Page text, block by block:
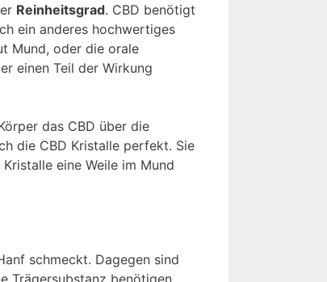
Reinheitsgrad. CBD benötigt
ein anderes hochwertiges
Mund, oder die orale
einen Teil der Wirkung
das CBD über die
die CBD Kristalle perfekt. Sie
eine Weile im Mund
schmeckt. Dagegen sind
Trägersubstanz benötigen.